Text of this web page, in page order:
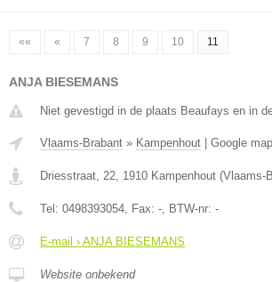
«« « 7 8 9 10 11
ANJA BIESEMANS
Niet gevestigd in de plaats Beaufays en in
Vlaams-Brabant » Kampenhout Google
Driesstraat, 22, 1910 Kampenhout (Vlaams-
Tel: 0498393054, Fax: -, BTW-nr: -
E-mail › ANJA BIESEMANS
Website onbekend